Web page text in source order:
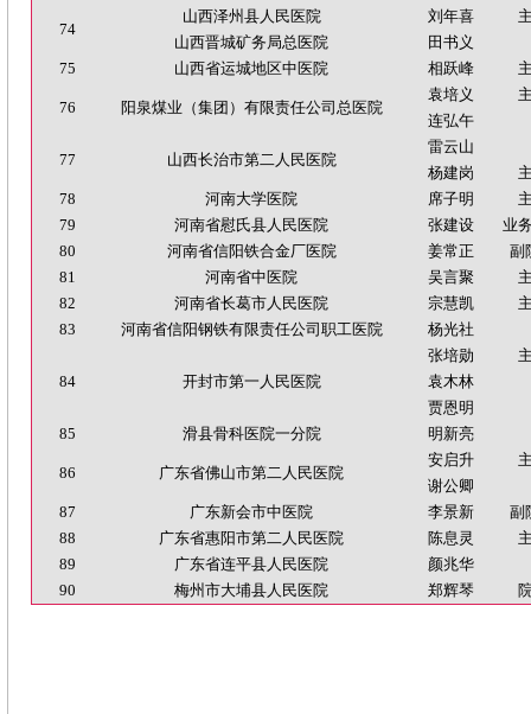
74
山西泽州县人民医院 刘年喜
山西晋城矿务局总医院
田书义
75
山西省运城地区中医院 相跃峰
76 阳泉煤业（集团）有限责任公司总医院
袁培义
连弘午
77 山西长治市第二人民医院
雷云山
杨建岗
78
河南大学医院 席子明
79
河南省慰氏县人民医院 张建设
业
80
河南省信阳铁合金厂医院 姜常正
副
81
河南省中医院 吴言聚
82
河南省长葛市人民医院 宗慧凯
83
河南省信阳钢铁有限责任公司职工医院 杨光社
84 开封市第一人民医院
张培勋
袁木林
贾恩明
85
滑县骨科医院一分院 明新亮
86 广东省佛山市第二人民医院
安启升
谢公卿
87
广东新会市中医院 李景新
副
88
广东省惠阳市第二人民医院 陈息灵
89
广东省连平县人民医院
颜兆华
90
梅州市大埔县人民医院 郑辉琴